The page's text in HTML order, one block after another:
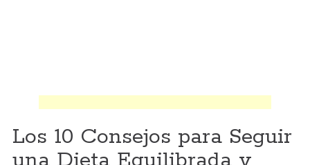
Los 10 Consejos para Seguir